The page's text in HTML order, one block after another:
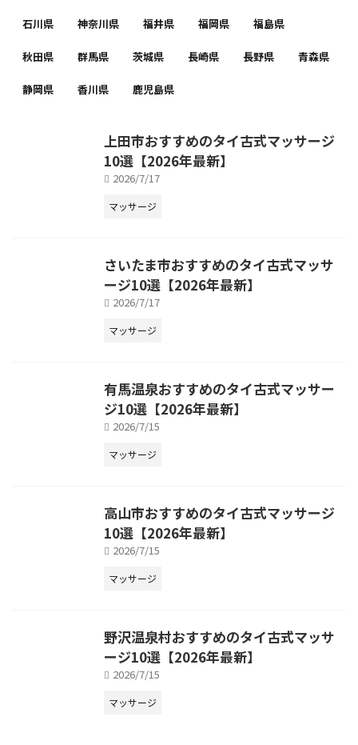
石川県 神奈川県 福井県 福岡県 福島県
秋田県 群馬県 茨城県 長崎県 長野県 青森県
静岡県 香川県 鹿児島県
上田市おすすめのタイ古式マッサージ
10選【2026年最新】
2026/7/17
マッサージ
さいたま市おすすめのタイ古式マッサ
ージ10選【2026年最新】
2026/7/17
マッサージ
有馬温泉おすすめのタイ古式マッサー
ジ10選【2026年最新】
2026/7/15
マッサージ
高山市おすすめのタイ古式マッサージ
10選【2026年最新】
2026/7/15
マッサージ
野沢温泉村おすすめのタイ古式マッサ
ージ10選【2026年最新】
2026/7/15
マッサージ